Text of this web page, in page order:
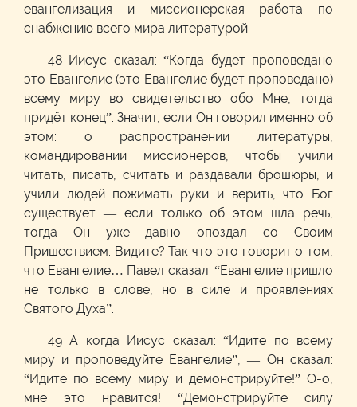
евангелизация и миссионерская работа по
снабжению всего мира литературой.
48 Иисус сказал: “Когда будет проповедано
это Евангелие (это Евангелие будет проповедано)
всему миру во свидетельство обо Мне, тогда
придёт конец”. Значит, если Он говорил именно об
этом: о распространении литературы,
командировании миссионеров, чтобы учили
читать, писать, считать и раздавали брошюры, и
учили людей пожимать руки и верить, что Бог
существует — если только об этом шла речь,
тогда Он уже давно опоздал со Своим
Пришествием. Видите? Так что это говорит о том,
что Евангелие… Павел сказал: “Евангелие пришло
не только в слове, но в силе и проявлениях
Святого Духа”.
49 А когда Иисус сказал: “Идите по всему
миру и проповедуйте Евангелие”, — Он сказал:
“Идите по всему миру и демонстрируйте!” О-о,
мне это нравится! “Демонстрируйте силу